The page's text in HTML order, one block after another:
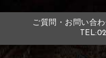
ご質問・お問い合